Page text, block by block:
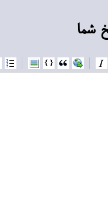
شما